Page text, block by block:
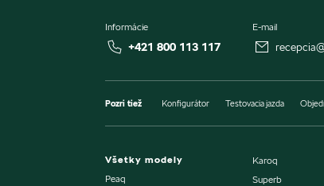
Informácie
+421 800 113 117
E-mail
Pozri tiež Konfigurátor Testovacia jazda
Všetky modely
Peaq
Karoq
Superb